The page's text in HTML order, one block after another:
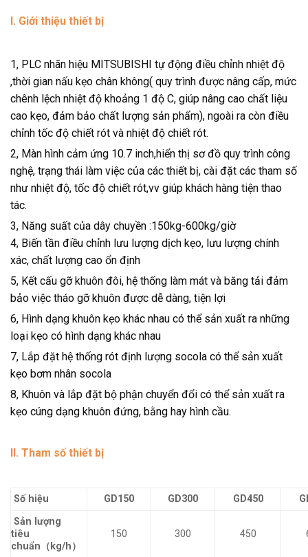
I. Giới thiệu thiết bị
1, PLC nhãn hiệu MITSUBISHI tự động điều chỉnh nhiệt độ
,thời gian nấu kẹo chân không( quy trình được nâng cấp, mức
chênh lệch nhiệt độ khoảng 1 độ C, giúp nâng cao chất liệu
cao kẹo, đảm bảo chất lượng sản phẩm), ngoài ra còn điều
chỉnh tốc độ chiết rót và nhiệt độ chiết rót.
2, Màn hình cảm ứng 10.7 inch,hiển thị sơ đồ quy trình công
nghệ, trạng thái làm việc của các thiết bị, cài đặt các tham số
như nhiệt độ, tốc độ chiết rót,vv giúp khách hàng tiện thao
tác.
3, Năng suất của dây chuyền :150kg-600kg/giờ
4, Biến tần điều chỉnh lưu lượng dịch kẹo, lưu lượng chính
xác, chất lượng cao ổn định
5, Kết cấu gỡ khuôn đôi, hệ thống làm mát và băng tải đảm
bảo việc tháo gỡ khuôn được dễ dàng, tiện lợi
6, Hình dạng khuôn kẹo khác nhau có thể sản xuất ra những
loại kẹo có hình dạng khác nhau
7, Lắp đặt hệ thống rót định lượng socola có thể sản xuất
kẹo bơm nhân socola
8, Khuôn và lắp đặt bộ phận chuyển đổi có thể sản xuất ra
kẹo cúng dạng khuôn đứng, bằng hay hình cầu.
II. Tham số thiết bị
Số hiệu GD150 GD300 GD450
Sản lượng
tiêu
chuẩn（kg/h）
150 300 450